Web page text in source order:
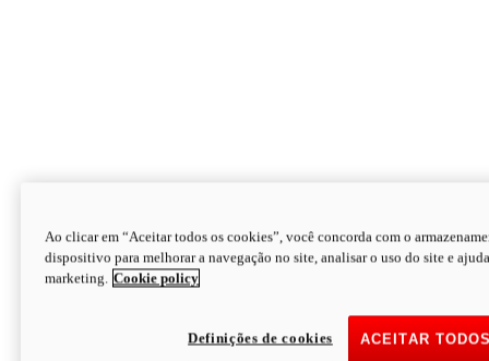
Monster
Ao clicar em “Aceitar todos os cookies”, você concorda com o
dispositivo para melhorar a navegação no site, analisar o uso do site e
marketing. Cookie policy
ACEITAR
Definições de cookies